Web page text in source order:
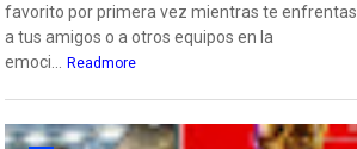
favorito por primera vez mientras te enfrentas
a tus amigos o a otros equipos en la
emoci...
Readmore